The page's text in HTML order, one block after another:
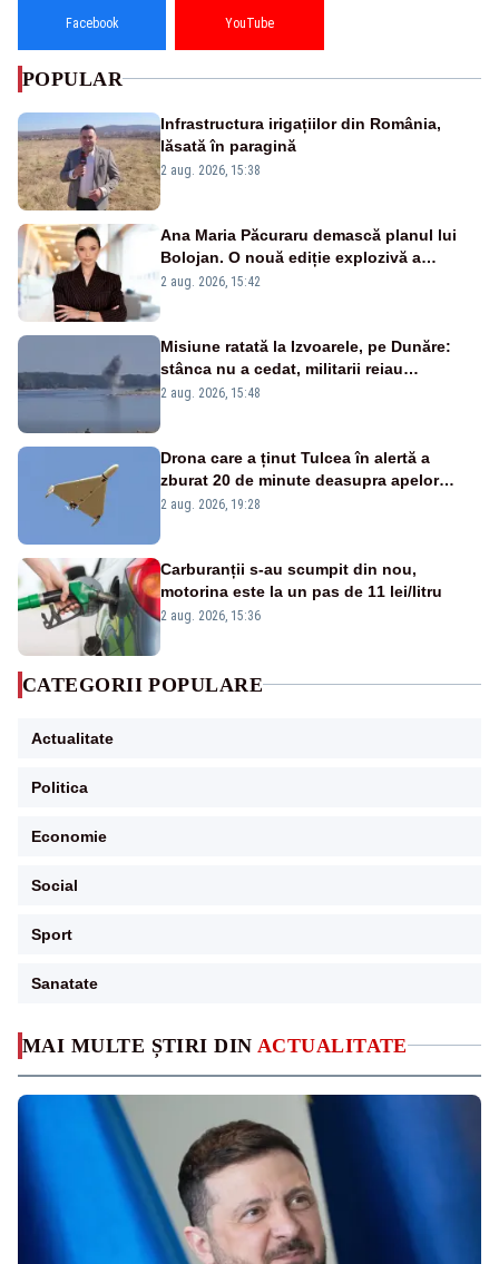
MAI MULTE ȘTIRI DIN ACTUALITATE
Facebook YouTube
POPULAR
Infrastructura irigațiilor din România,
lăsată în paragină
2 aug. 2026, 15:38
Ana Maria Păcuraru demască planul lui
Bolojan. O nouă ediție explozivă a
emisiunii „Miza Zilei” la Realitatea PLUS
2 aug. 2026, 15:42
Misiune ratată la Izvoarele, pe Dunăre:
stânca nu a cedat, militarii reiau
detonările luni – VIDEO
2 aug. 2026, 15:48
Drona care a ținut Tulcea în alertă a
zburat 20 de minute deasupra apelor
României. Au fost ridicate două F-16
2 aug. 2026, 19:28
Carburanții s-au scumpit din nou,
motorina este la un pas de 11 lei/litru
2 aug. 2026, 15:36
CATEGORII POPULARE
Actualitate
Politica
Economie
Social
Sport
Sanatate